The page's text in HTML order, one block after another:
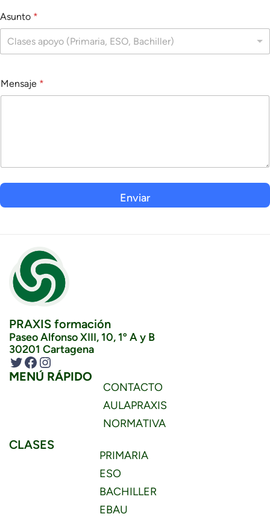
Asunto *
Clases apoyo (Primaria, ESO, Bachiller)
Mensaje *
Enviar
PRAXIS formación
Paseo Alfonso XIII, 10, 1º A y B
30201 Cartagena
Twitter Facebook Instagram
MENÚ RÁPIDO
CONTACTO
AULAPRAXIS
NORMATIVA
CLASES
PRIMARIA
ESO
BACHILLER
EBAU